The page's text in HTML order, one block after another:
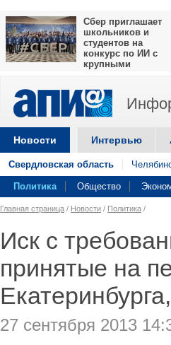
Сбер приглашает
школьников и
студентов на
конкурс по ИИ с
крупными
Новости Интервью
Свердловская область
Политика Общество
Главная страница / Новости / Политика /
Иск с
принятые на
27 сентября 2013